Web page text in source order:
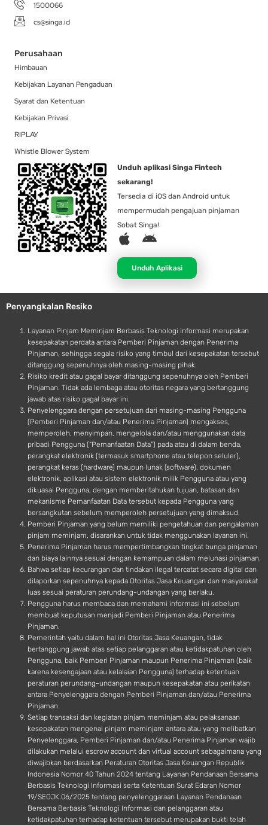
1500066
cs@singa.id
Perusahaan
Himbauan
Kebijakan Layanan Pengaduan
Syarat dan Ketentuan
Kebijakan Privasi
RIPLAY
Whistle Blower System
Unduh aplikasi Singa Fintech
sekarang!
Tersedia di iOS dan Android untuk
mempermudah pengajuan pinjaman
Sobat Singa!
A
p
l
e
A
d
r
o
d
Unduh Aplikasi
Penyangkalan Resiko
Layanan Pinjam Meminjam Berbasis Teknologi Informasi merupakan
kesepakatan perdata antara Pemberi Pinjaman dengan Penerima
Pinjaman, sehingga segala risiko yang timbul dari kesepakatan tersebut
ditanggung sepenuhnya oleh masing-masing pihak.
Risiko kredit atau gagal bayar ditanggung sepenuhnya oleh Pemberi
Pinjaman. Tidak ada lembaga atau otoritas negara yang bertanggung
jawab atas risiko gagal bayar ini.
Penyelenggara dengan persetujuan dari masing-masing Pengguna
(Pemberi Pinjaman dan/atau Penerima Pinjaman) mengakses,
memperoleh, menyimpan, mengelola dan/atau menggunakan data
pribadi Pengguna (“Pemanfaatan Data”) pada atau di dalam benda,
perangkat elektronik (termasuk smartphone atau telepon seluler),
perangkat keras (hardware) maupun lunak (software), dokumen
elektronik, aplikasi atau sistem elektronik milik Pengguna atau yang
dikuasai Pengguna, dengan memberitahukan tujuan, batasan dan
mekanisme Pemanfaatan Data tersebut kepada Pengguna yang
bersangkutan sebelum memperoleh persetujuan yang dimaksud.
Pemberi Pinjaman yang belum memiliki pengetahuan dan pengalaman
pinjam meminjam, disarankan untuk tidak menggunakan layanan ini.
Penerima Pinjaman harus mempertimbangkan tingkat bunga pinjaman
dan biaya lainnya sesuai dengan kemampuan dalam melunasi pinjaman.
Bahwa setiap kecurangan dan tindakan ilegal tercatat secara digital dan
dilaporkan sepenuhnya kepada Otoritas Jasa Keuangan dan masyarakat
luas sesuai peraturan perundang-undangan yang berlaku.
Pengguna harus membaca dan memahami informasi ini sebelum
membuat keputusan menjadi Pemberi Pinjaman atau Penerima
Pinjaman.
Pemerintah yaitu dalam hal ini Otoritas Jasa Keuangan, tidak
bertanggung jawab atas setiap pelanggaran atau ketidakpatuhan oleh
Pengguna, baik Pemberi Pinjaman maupun Penerima Pinjaman (baik
karena kesengajaan atau kelalaian Pengguna) terhadap ketentuan
peraturan perundang-undangan maupun kesepakatan atau perikatan
antara Penyelenggara dengan Pemberi Pinjaman dan/atau Penerima
Pinjaman.
Setiap transaksi dan kegiatan pinjam meminjam atau pelaksanaan
kesepakatan mengenai pinjam meminjam antara atau yang melibatkan
Penyelenggara, Pemberi Pinjaman dan/atau Penerima Pinjaman wajib
dilakukan melalui escrow account dan virtual account sebagaimana yang
diwajibkan berdasarkan Peraturan Otoritas Jasa Keuangan Republik
Indonesia Nomor 40 Tahun 2024 tentang Layanan Pendanaan Bersama
Berbasis Teknologi Informasi serta Ketentuan Surat Edaran Nomor
19/SEOJK.06/2025 tentang penyelenggaraan Layanan Pendanaan
Bersama Berbasis Teknologi Informasi dan pelanggaran atau
ketidakpatuhan terhadap ketentuan tersebut merupakan bukti telah